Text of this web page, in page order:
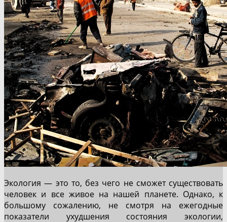
Экология — это то, без чего не сможет существовать
человек и все живое на нашей планете. Однако, к
большому сожалению, не смотря на ежегодные
показатели ухудшения состояния экологии,